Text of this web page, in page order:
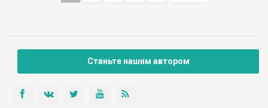
Станьте нашим автором